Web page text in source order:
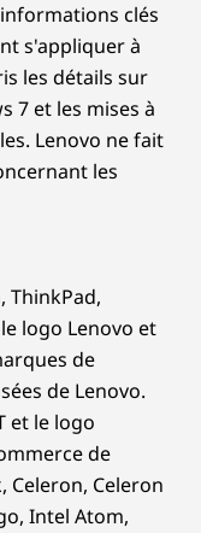
Go et
des
ET LA
les
Windows 11,
du WiFi 7. Il
précédentes et
le WiFi 7 est pris en
modèle et la
clés
s'appliquer à
les détails sur
7 et les mises à
Lenovo ne fait
les
ThinkPad,
logo Lenovo et
de
de Lenovo.
et le logo
de
Celeron
Intel Atom,